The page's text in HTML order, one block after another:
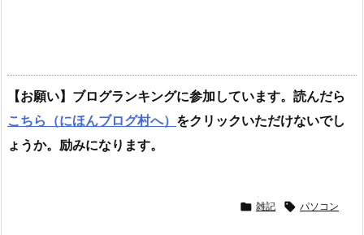
【お願い】ブログランキングに参加しています。読んだら
こちら（にほんブログ村へ） をクリックいただけないでし
ょうか。励みになります。
 雑記  パソコン